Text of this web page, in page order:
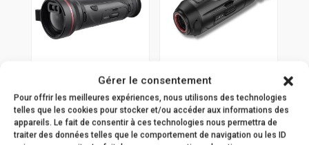
Gérer le consentement
Pour offrir les meilleures expériences, nous utilisons des technologies
telles que les cookies pour stocker et/ou accéder aux informations des
appareils. Le fait de consentir à ces technologies nous permettra de
traiter des données telles que le comportement de navigation ou les ID
ancien
FQ50L 2.0
3.249,00€
2.0
1.099,00€